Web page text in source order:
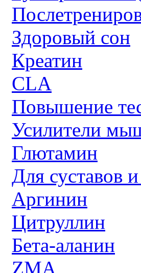
Здоровый сон
Креатин
CLA
Повышение
Усилители
Глютамин
Для суставов и
Аргинин
Цитруллин
Бета-аланин
ZMA